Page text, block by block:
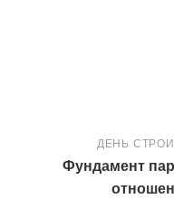
ДЕНЬ
Фундамент